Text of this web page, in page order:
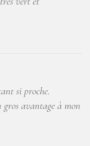
si proche.
avantage à mon